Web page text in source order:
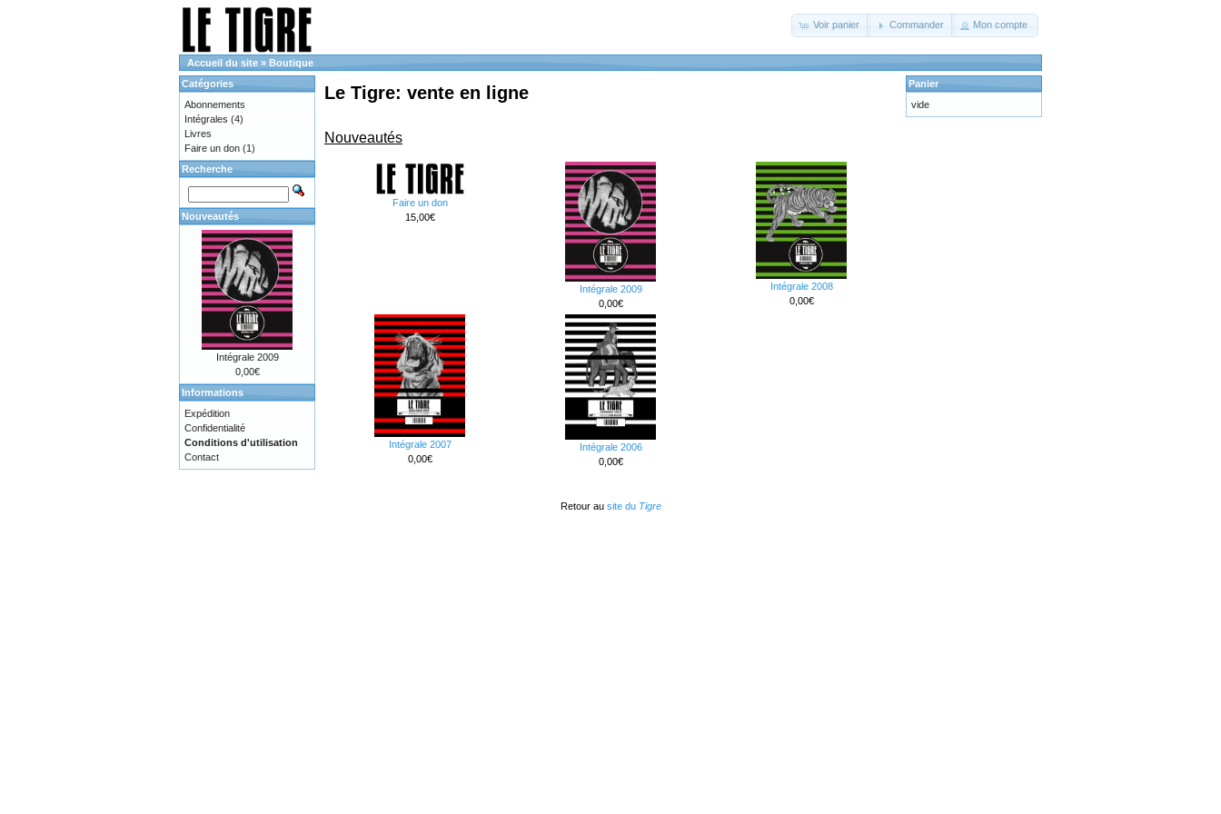
Voir panier Commander Mon compte
Accueil du site » Boutique
Le Tigre: vente en ligne
Nouveautés
Faire un don
15,00€
Intégrale 2009
0,00€
Intégrale 2008
0,00€
Intégrale 2007
0,00€
Intégrale 2006
0,00€
Catégories
Abonnements
Intégrales (4)
Livres
Faire un don (1)
Recherche
Nouveautés
Intégrale 2009
0,00€
Informations
Expédition
Confidentialité
Conditions d'utilisation
Contact
Panier
vide
Retour au site du Tigre